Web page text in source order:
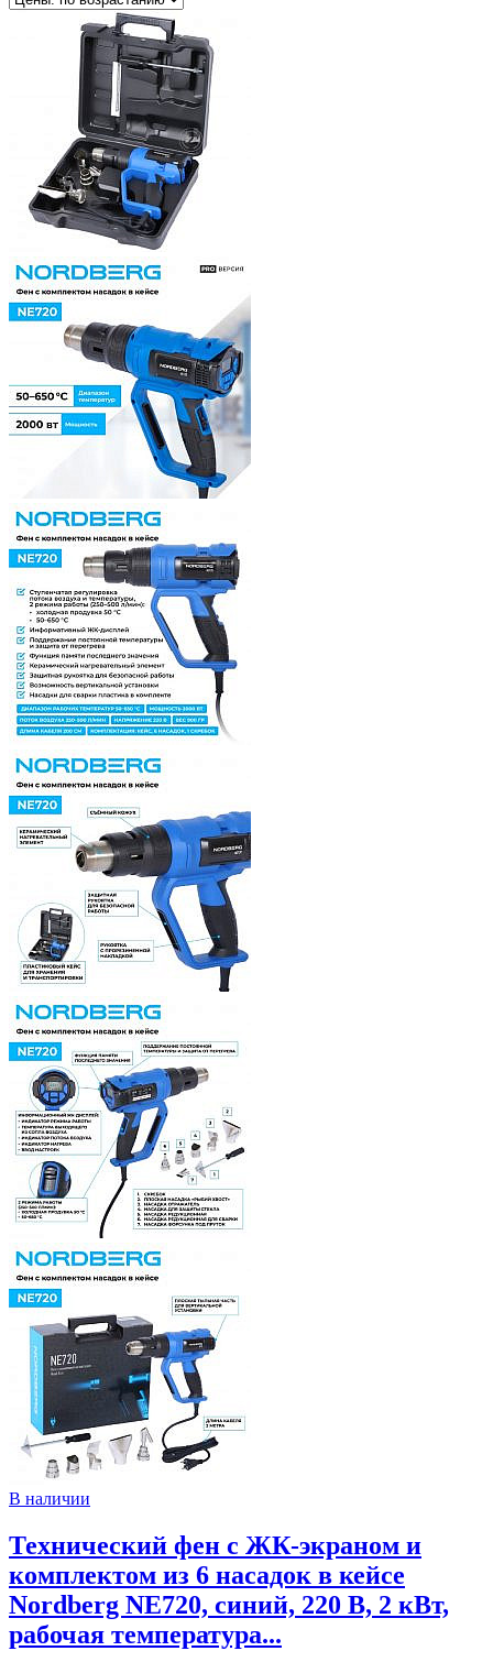
В наличии
Технический фен с ЖК-экраном и
комплектом из 6 насадок в кейсе
Nordberg NE720, синий, 220 В, 2 кВт,
рабочая температура...